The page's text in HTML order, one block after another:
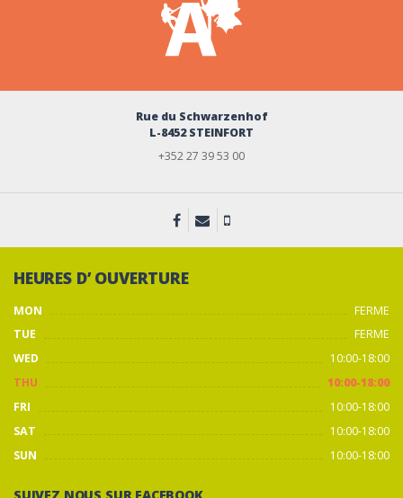
Rue du Schwarzenhof
L-8452 STEINFORT
+352 27 39 53 00
HEURES D’ OUVERTURE
MON
FERME
TUE
FERME
WED
10:00-18:00
THU
10:00-18:00
FRI
10:00-18:00
SAT
10:00-18:00
SUN
10:00-18:00